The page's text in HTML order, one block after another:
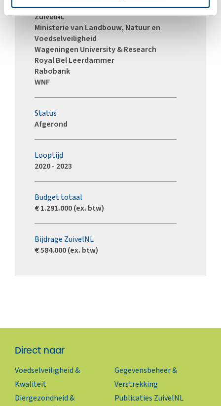
Consortium
ZuivelNL
Ministerie van Landbouw, Natuur en
Voedselveiligheid
Wageningen University & Research
Royal Bel Leerdammer
Rabobank
WNF
Status
Afgerond
Looptijd
2020 - 2023
Budget totaal
€ 1.291.000 (ex. btw)
Bijdrage ZuivelNL
€ 584.000 (ex. btw)
Direct naar
Voedselveiligheid &
Kwaliteit
Diergezondheid &
Gegevensbeheer &
Verstrekking
Publicaties ZuivelNL